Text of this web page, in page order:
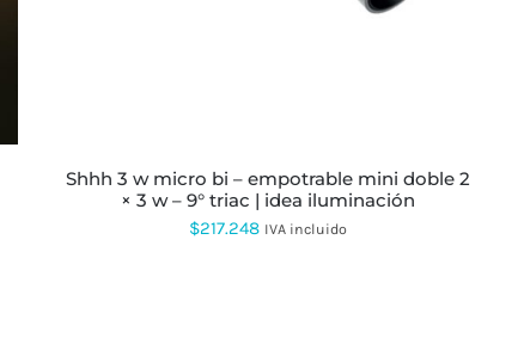
PÁGINA
DE
PRODUCTO
shhh 3 w micro bi – empotrable mini doble 2
× 3 w – 9° triac | idea iluminación
$217.248 IVA incluido